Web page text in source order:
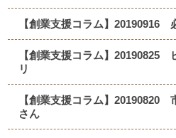
【創業支援コラム】20190916
【創業支援コラム】20190825
リ
【創業支援コラム】20190820
さん